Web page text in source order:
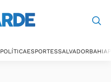
POLÍTICAESPORTESSALVADORBAHIA